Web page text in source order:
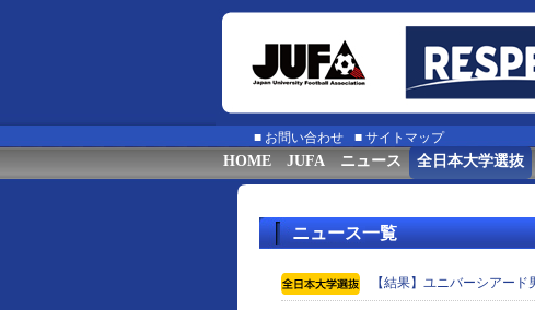
■ お問い合わせ ■ サイトマップ
HOME JUFA ニュース 全日本大学選抜
ニュース一覧
【結果】ユニバーシアー